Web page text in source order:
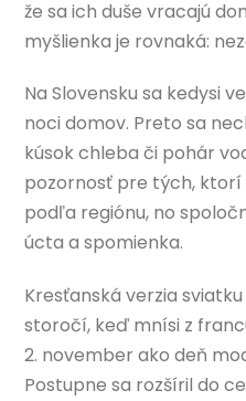
že sa ich duše vracajú
myšlienka je rovnaká:
Na Slovensku sa kedysi
noci domov. Preto sa
kúsok chleba či pohár
pozornosť pre tých, ktorí
podľa regiónu, no
úcta a spomienka.
Kresťanská verzia
storočí, keď mnísi z
2. november ako deň
Postupne sa rozšíril do